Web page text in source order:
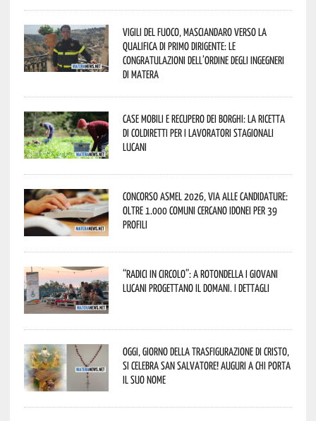
Vigili del Fuoco, Masciandaro verso la
qualifica di Primo Dirigente: le
congratulazioni dell’Ordine degli Ingegneri
di Matera
Case mobili e recupero dei borghi: la ricetta
di Coldiretti per i lavoratori stagionali
lucani
Concorso Asmel 2026, via alle candidature:
oltre 1.000 Comuni cercano idonei per 39
profili
“Radici in Circolo”: a Rotondella i giovani
lucani progettano il domani. I dettagli
Oggi, giorno della Trasfigurazione di Cristo,
si celebra San Salvatore! Auguri a chi porta
il suo nome